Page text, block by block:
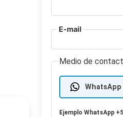
E-mail
Medio de
WhatsApp
EjemploWhatsApp